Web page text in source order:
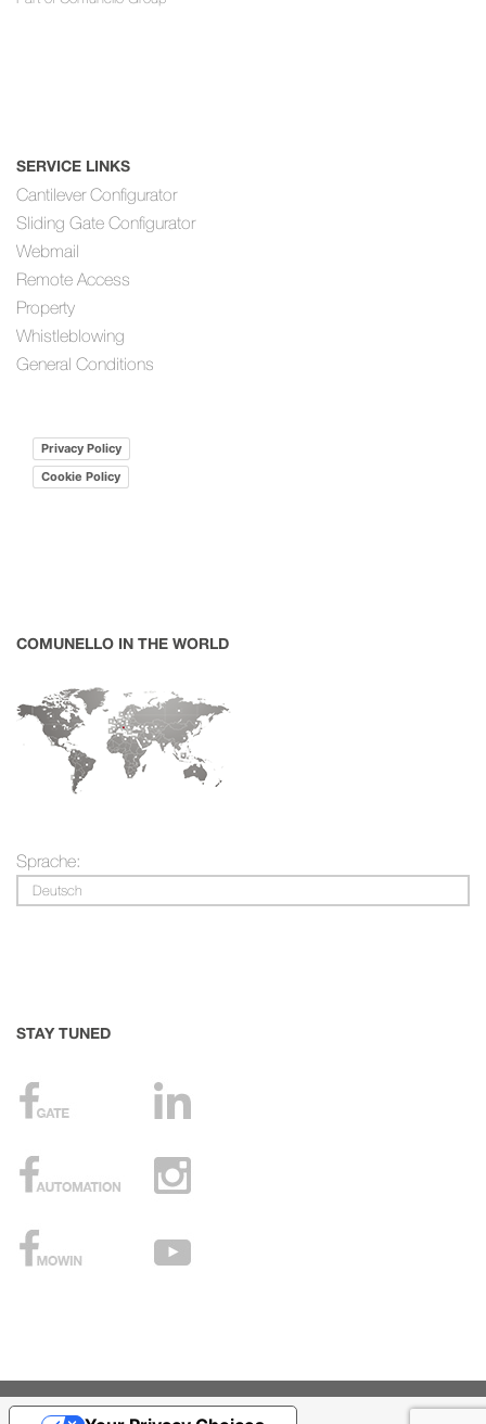
SERVICE LINKS
Cantilever Configurator
Sliding Gate Configurator
Webmail
Remote Access
Property
Whistleblowing
General Conditions
Privacy Policy
Cookie Policy
COMUNELLO IN THE WORLD
Sprache:
Deutsch
STAY TUNED